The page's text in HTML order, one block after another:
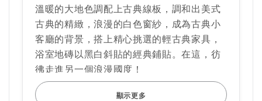
溫暖的大地色調配上古典線板，調和出美式
古典的精緻，浪漫的白色窗紗，成為古典小
客廳的背景，搭上精心挑選的輕古典家具，
浴室地磚以黑白斜貼的經典鋪貼。在這，彷
彿走進另一個浪漫國度！
顯示更多